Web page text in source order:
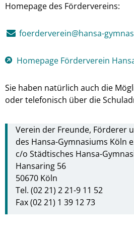
Homepage des Fördervereins:
foerderverein@hansa-
Homepage Förderverein
Sie haben natürlich auch die
oder telefonisch über die
Verein der Freunde, Förderer
des Hansa-Gymnasiums Köln
c/o Städtisches Hansa-
Hansaring 56
50670 Köln
Tel. (02 21) 2 21-9 11 52
Fax (02 21) 1 39 12 73